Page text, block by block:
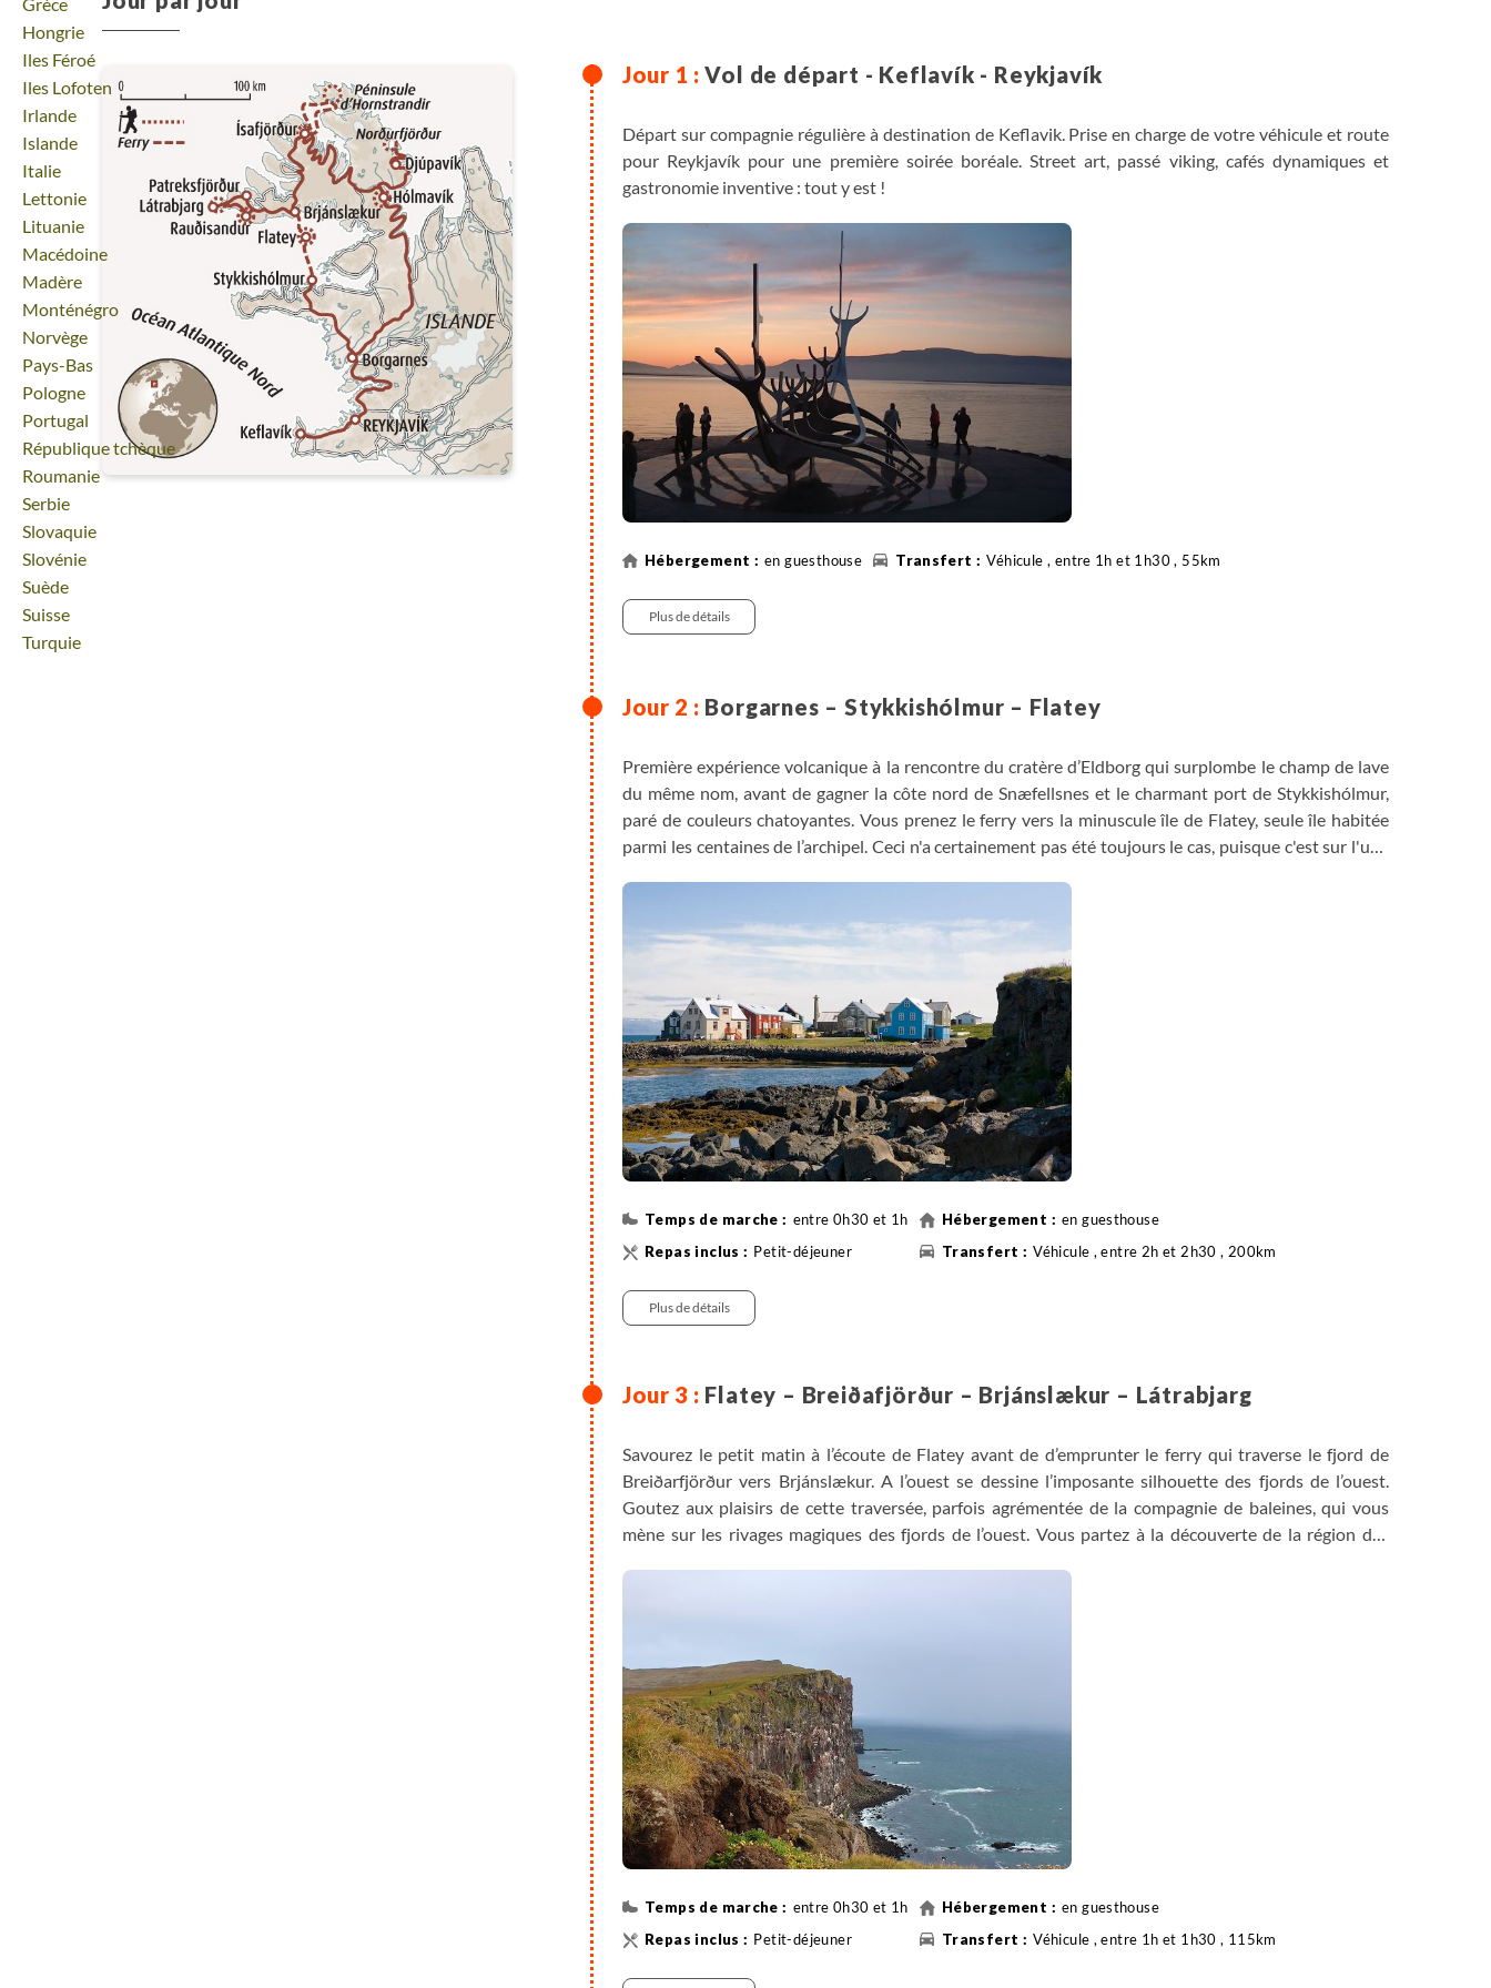
Voyage
Grèce
Voyage
Hongrie
Voyage
Iles Féroé
Voyage
Iles Lofoten
Voyage
Irlande
Voyage
Islande
Voyage
Italie
Voyage
Lettonie
Voyage
Lituanie
Voyage
Macédoine
Voyage
Madère
Voyage
Monténégro
Voyage
Norvège
Voyage
Pays-Bas
Voyage
Pologne
Voyage
Portugal
Voyage
République tchèque
Voyage
Roumanie
Voyage
Serbie
Voyage
Slovaquie
Voyage
Slovénie
Voyage
Suède
Voyage
Suisse
Voyage
Turquie
Vol de départ - Keflavík - Reykjavík
Départ sur compagnie régulière à destination de Keflavik. Prise en charge de votre véhicule et route
pour Reykjavík pour une première soirée boréale. Street art, passé viking, cafés dynamiques et
gastronomie inventive : tout y est !
en guesthouse Véhicule , entre 1h et 1h30 , 55km
Plus de détails
Borgarnes – Stykkishólmur – Flatey
Première expérience volcanique à la rencontre du cratère d’Eldborg qui surplombe le champ de lave
du même nom, avant de gagner la côte nord de Snæfellsnes et le charmant port de Stykkishólmur,
paré de couleurs chatoyantes. Vous prenez le ferry vers la minuscule île de Flatey, seule île habitée
parmi les centaines de l’archipel. Ceci n'a certainement pas été toujours le cas, puisque c'est sur l'une
d'habitants mais c’est ne pas compter sur les nombreuses espèces d'oiseaux, dont les macareux
moines, guillemots à miroir et sternes arctiques qui batifolent sur ses rivages. Fin de journée libre
pour découvrir cette petite île à part et s’imprégner de l’ambiance toute particulière qui y règne.
entre 0h30 et 1h
en guesthouse
Petit-déjeuner
Véhicule , entre 2h et 2h30 , 200km
Plus de détails
Flatey – Breiðafjörður – Brjánslækur – Látrabjarg
Savourez le petit matin à l’écoute de Flatey avant de d’emprunter le ferry qui traverse le fjord de
Breiðarfjörður vers Brjánslækur. A l’ouest se dessine l’imposante silhouette des fjords de l’ouest.
Goutez aux plaisirs de cette traversée, parfois agrémentée de la compagnie de baleines, qui vous
mène sur les rivages magiques des fjords de l’ouest. Vous partez à la découverte de la région des
entre 0h30 et 1h
en guesthouse
Petit-déjeuner
Véhicule , entre 1h et 1h30 , 115km